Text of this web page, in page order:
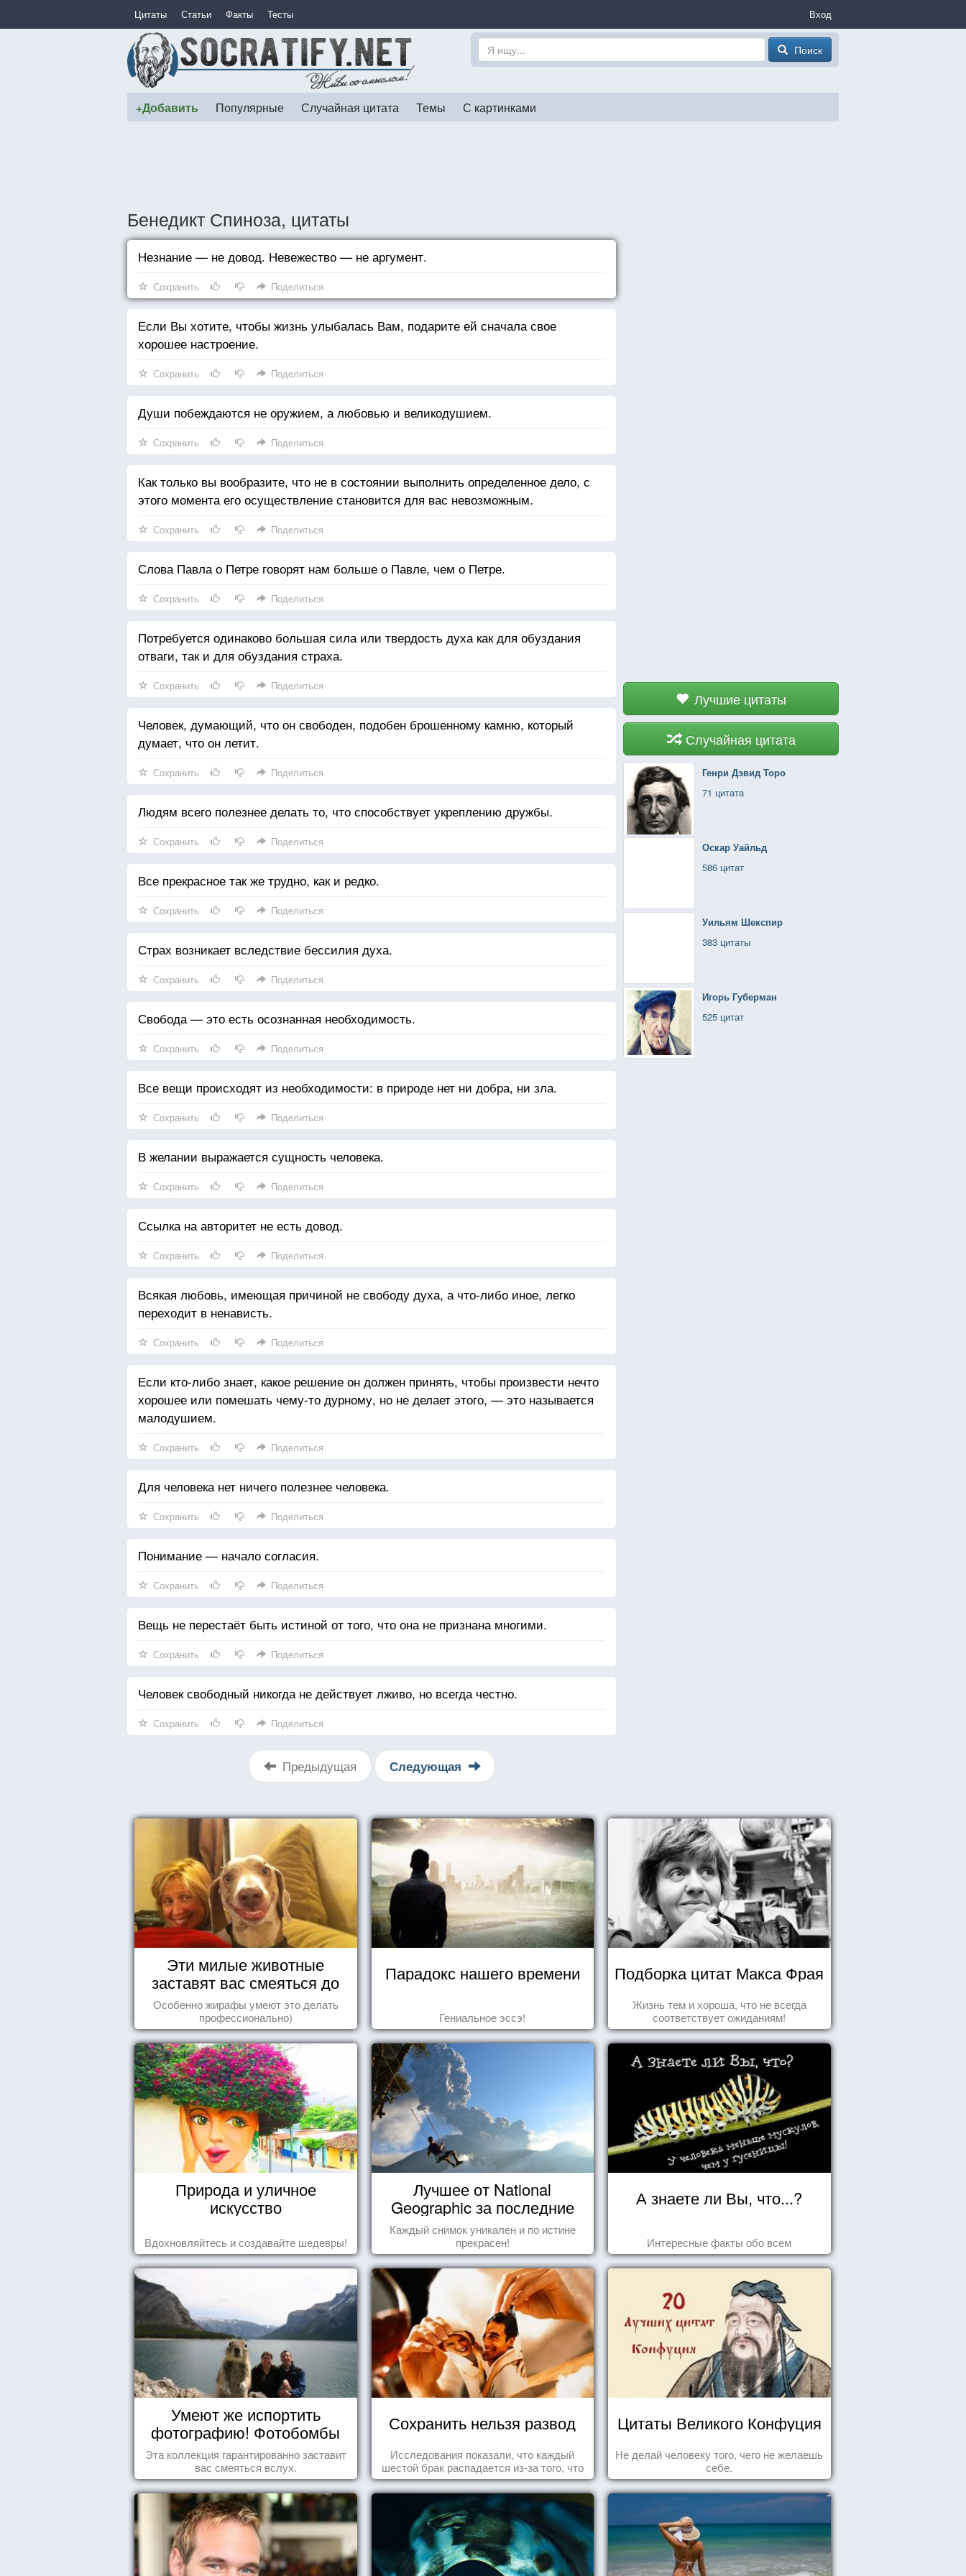
Цитаты Статьи Факты Тесты Вход
Поиск
+Добавить Популярные Случайная цитата Темы С картинками
Бенедикт Спиноза, цитаты
Лучшие цитаты
Случайная цитата
Генри Дэвид Торо
71 цитата
Оскар Уайльд
586 цитат
Уильям Шекспир
383 цитаты
Игорь Губерман
525 цитат
Незнание — не довод. Невежество — не аргумент.
Сохранить Поделиться
Если Вы хотите, чтобы жизнь улыбалась Вам, подарите ей сначала свое
хорошее настроение.
Сохранить Поделиться
Души побеждаются не оружием, а любовью и великодушием.
Сохранить Поделиться
Как только вы вообразите, что не в состоянии выполнить определенное дело, с
этого момента его осуществление становится для вас невозможным.
Сохранить Поделиться
Слова Павла о Петре говорят нам больше о Павле, чем о Петре.
Сохранить Поделиться
Потребуется одинаково большая сила или твердость духа как для обуздания
отваги, так и для обуздания страха.
Сохранить Поделиться
Человек, думающий, что он свободен, подобен брошенному камню, который
думает, что он летит.
Сохранить Поделиться
Людям всего полезнее делать то, что способствует укреплению дружбы.
Сохранить Поделиться
Все прекрасное так же трудно, как и редко.
Сохранить Поделиться
Страх возникает вследствие бессилия духа.
Сохранить Поделиться
Свобода — это есть осознанная необходимость.
Сохранить Поделиться
Все вещи происходят из необходимости: в природе нет ни добра, ни зла.
Сохранить Поделиться
В желании выражается сущность человека.
Сохранить Поделиться
Ссылка на авторитет не есть довод.
Сохранить Поделиться
Всякая любовь, имеющая причиной не свободу духа, а что-либо иное, легко
переходит в ненависть.
Сохранить Поделиться
Если кто-либо знает, какое решение он должен принять, чтобы произвести нечто
хорошее или помешать чему-то дурному, но не делает этого, — это называется
малодушием.
Сохранить Поделиться
Для человека нет ничего полезнее человека.
Сохранить Поделиться
Понимание — начало согласия.
Сохранить Поделиться
Вещь не перестаёт быть истиной от того, что она не признана многими.
Сохранить Поделиться
Человек свободный никогда не действует лживо, но всегда честно.
Сохранить Поделиться
Предыдущая Следующая
Эти милые животные
заставят вас смеяться до
упаду!
Особенно жирафы умеют это делать
профессионально)
Парадокс нашего времени
Гениальное эссэ!
Подборка цитат Макса Фрая
Жизнь тем и хороша, что не всегда
соответствует ожиданиям!
Природа и уличное
искусство
Вдохновляйтесь и создавайте шедевры!
Лучшее от National
Geographic за последние
пару лет
Каждый снимок уникален и по истине
прекрасен!
А знаете ли Вы, что...?
Интересные факты обо всем
Умеют же испортить
фотографию! Фотобомбы
животных
Эта коллекция гарантированно заставит
вас смеяться вслух.
Сохранить нельзя развод
Исследования показали, что каждый
шестой брак распадается из-за того, что
одного из супругов не устраивает та
роль, которая выпала ему в семье.
Цитаты Великого Конфуция
Не делай человеку того, чего не желаешь
себе.